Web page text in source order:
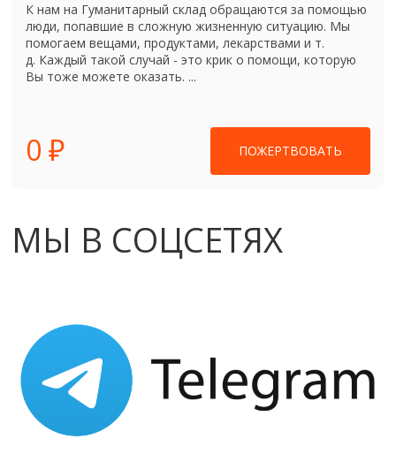
К нам на Гуманитарный склад обращаются за помощью
люди, попавшие в сложную жизненную ситуацию. Мы
помогаем вещами, продуктами, лекарствами и т.
д. Каждый такой случай - это крик о помощи, которую
Вы тоже можете оказать. ...
0 ₽ ПОЖЕРТВОВАТЬ
МЫ В СОЦСЕТЯХ